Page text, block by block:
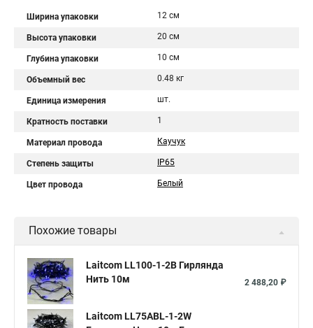
Ширина упаковки 12 см
Высота упаковки 20 см
Глубина упаковки 10 см
Объемный вес 0.48 кг
Единица измерения шт.
Кратность поставки 1
Материал провода Каучук
Степень защиты IP65
Цвет провода Белый
Похожие товары
Laitcom LL100-1-2B Гирлянда
Нить 10м
2 488,20 ₽
Laitcom LL75ABL-1-2W